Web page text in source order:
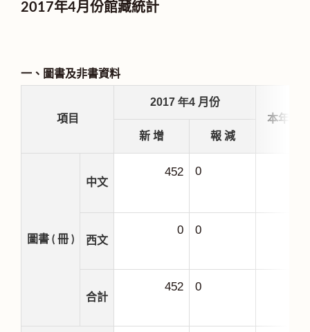
2017年4月份館藏統計
一、圖書及非書資料
項目
2017年4 月份
本年度
新 增
報 減
圖書 ( 冊 )
中文
452 0
西文
0 0
合計
452 0